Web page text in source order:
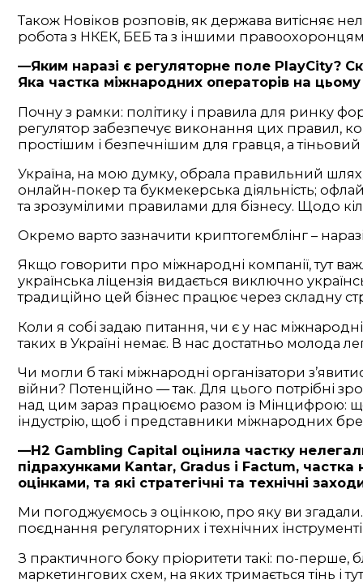
Також Новіков розповів, як держава витісняє
робота з НКЕК, БЕБ та з іншими
—Яким наразі є регуляторне поле PlayCity?
Яка частка міжнародних операторів на цьому
Почну з рамки: політику і правила для ринку
регулятор забезпечує виконання цих правил,
простішим і безпечнішим для гравця, а
Україна, на мою думку, обрала правильний шлях
онлайн-покер та букмекерська діяльність;
та зрозумілими правилами для бізнесу. Щодо
Окремо варто зазначити криптогемблінг –
Якщо говорити про міжнародні компанії, тут
українська ліцензія видається виключно
традиційно цей бізнес працює через складну
Коли я собі задаю питання, чи є у нас
таких в Україні немає. В нас достатньо молода
Чи могли б такі міжнародні організатори
війни? Потенційно — так. Для цього потрібні
над цим зараз працюємо разом із Мінцифрою:
індустрію, щоб і представники міжнародних
—H2 Gambling Capital оцінила частку
підрахунками Kantar, Gradus і Factum, частка
оцінками, та які стратегічні та технічні
Ми погоджуємось з оцінкою, про яку ви
поєднання регуляторних і технічних
З практичного боку пріоритети такі: по-перше,
маркетингових схем, на яких тримається тінь і